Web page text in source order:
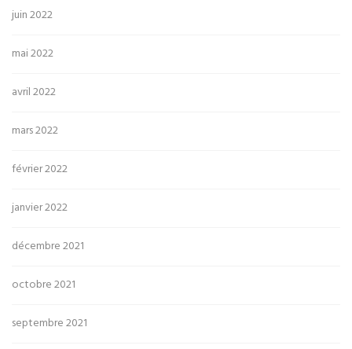
juin 2022
mai 2022
avril 2022
mars 2022
février 2022
janvier 2022
décembre 2021
octobre 2021
septembre 2021